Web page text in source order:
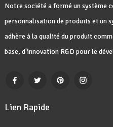
Notre société a formé un système
personnalisation de produits et un
adhère à la qualité du produit
base, d'innovation R&D pour le
Lien Rapide